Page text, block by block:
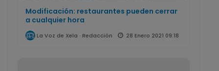
Modificación: restaurantes pueden cerrar
a cualquier hora
La Voz de Xela · Redacción 28 Enero 2021 09:18